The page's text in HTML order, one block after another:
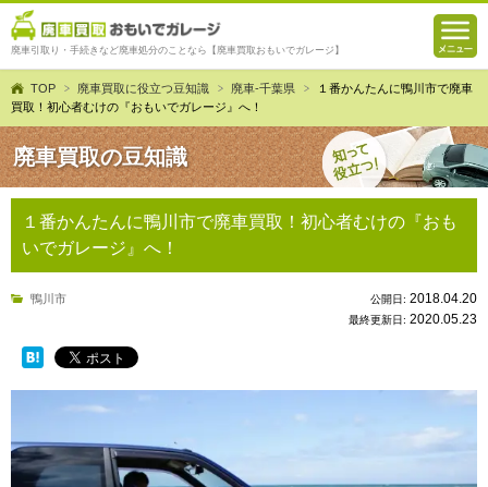
廃車引取り・手続きなど廃車処分のことなら【廃車買取おもいでガレージ】
TOP 廃車買取に役立つ豆知識 廃車-千葉県
１番かんたんに鴨川市で廃車
買取！初心者むけの『おもいでガレージ』へ！
廃車買取の豆知識
１番かんたんに鴨川市で廃車買取！初心者むけの『おも
いでガレージ』へ！
鴨川市 公開日: 2018.04.20
最終更新日: 2020.05.23